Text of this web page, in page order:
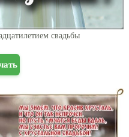
свадьбы